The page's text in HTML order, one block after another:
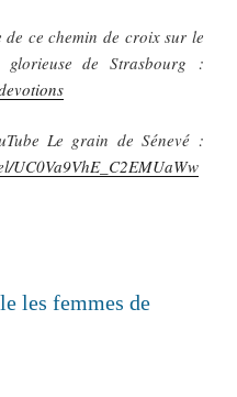
de ce chemin de croix sur le
de Strasbourg :
Le grain de Sénevé :
UC0Va9VhE_C2EMUaWw
les femmes de